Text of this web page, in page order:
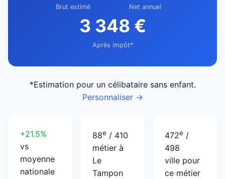
Brut estimé Net annuel
3 348 €
Après impôt*
*Estimation pour un célibataire sans enfant.
Personnaliser →
+21.5%
vs
moyenne
nationale
88e / 410
métier à
Le
Tampon
472e /
498
ville pour
ce métier